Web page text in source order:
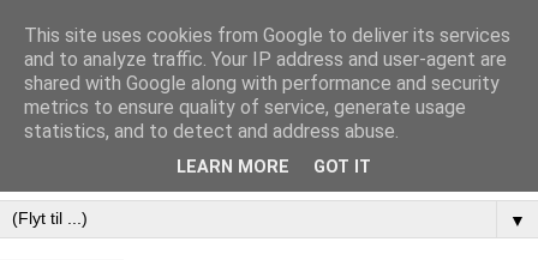
▼
This site uses cookies from Google to deliver its services
and to analyze traffic. Your IP address and user-agent are
shared with Google along with performance and security
metrics to ensure quality of service, generate usage
statistics, and to detect and address abuse.
LEARN MORE GOT IT